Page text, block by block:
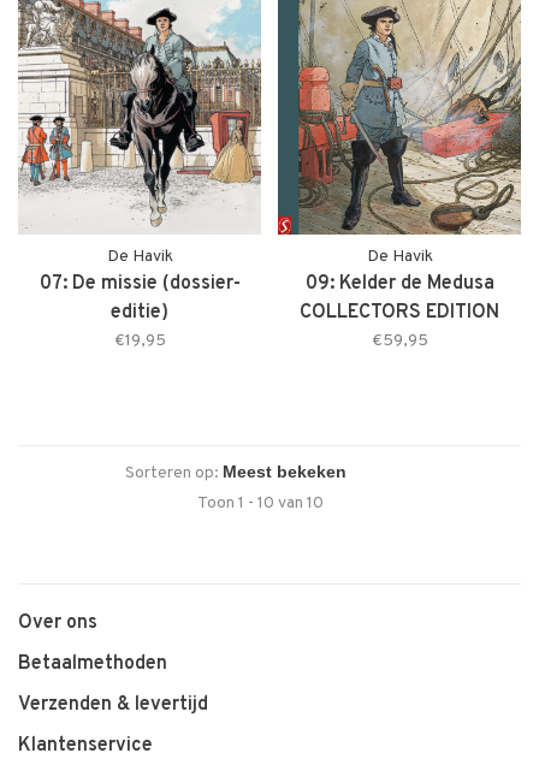
De Havik
07: De missie (dossier-
editie)
€19,95
De Havik
09: Kelder de Medusa
COLLECTORS EDITION
€59,95
Sorteren op:
Toon 1 - 10 van 10
Over ons
Betaalmethoden
Verzenden & levertijd
Klantenservice